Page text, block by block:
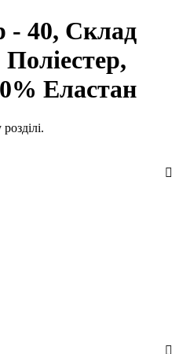
- 40, Склад
Еластан